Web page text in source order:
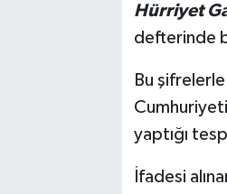
Hürriyet
defterinde
Bu
yaptığı
İfadesi